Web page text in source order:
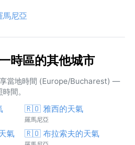
馬尼亞
時區的其他城市
當地時間 (Europe/Bucharest) —
間。
🇷🇴 雅西的天氣
羅馬尼亞
氣 🇷🇴 布拉索夫的天氣